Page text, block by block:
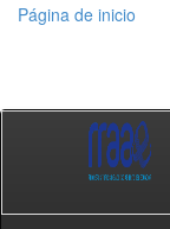
Página de inicio